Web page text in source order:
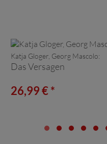
Katja Gloger, Georg Mascolo:
Das Versagen
26,99 € *